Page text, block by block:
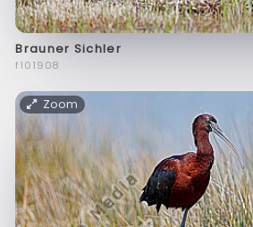
Brauner Sichler
f101908
Zoom